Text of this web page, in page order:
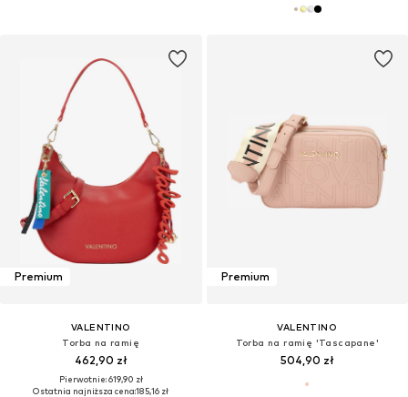
Premium
VALENTINO
Torba na ramię
462,90 zł
Pierwotnie: 619,90 zł
Ostatnia najniższa cena:185,16 zł
Premium
VALENTINO
Torba na ramię 'Tascapane'
504,90 zł